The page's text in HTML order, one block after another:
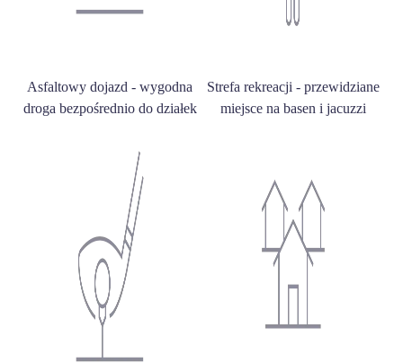
Asfaltowy dojazd - wygodna
droga bezpośrednio do działek
Strefa rekreacji - przewidziane
miejsce na basen i jacuzzi